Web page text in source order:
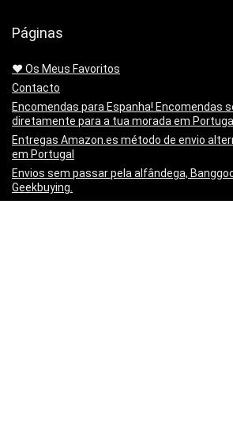
Páginas
❤️ Os Meus Favoritos
Contacto
Encomendas para Espanha! Encomendas
diretamente para a tua morada em
Entregas Amazon.es método de envio
em Portugal
Envios sem passar pela alfândega,
Geekbuying.